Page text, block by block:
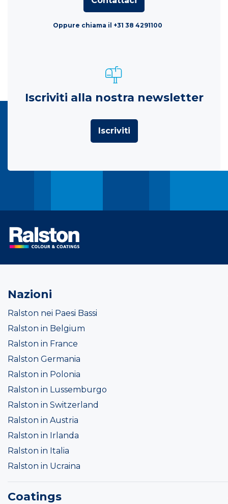
Oppure chiama il +31 38 4291100
Iscriviti alla nostra newsletter
Iscriviti
Nazioni
Ralston nei Paesi Bassi
Ralston in Belgium
Ralston in France
Ralston Germania
Ralston in Polonia
Ralston in Lussemburgo
Ralston in Switzerland
Ralston in Austria
Ralston in Irlanda
Ralston in Italia
Ralston in Ucraina
Coatings